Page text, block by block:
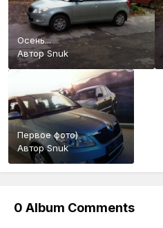
Осень...
Автор Snuk
Первое фото)
АвторSnuk
0 Album Comments